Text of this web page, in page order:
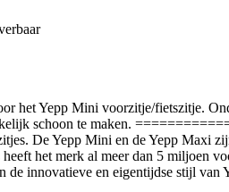
het Yepp Mini voorzitje/fietszitje.
schoon te maken.
De Yepp Mini en de Yepp Maxi
het merk al meer dan 5 miljoen
de innovatieve en eigentijdse stijl van